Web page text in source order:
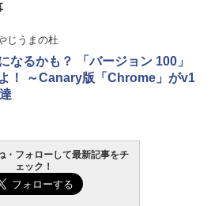
Kindle - 目に優しい、かさばら
、大きな画面で読みやすい、6週間持
ッテリー、6インチディスプレイ電子
リーダー、マッチャ、16GB、広告な
Paperwhite シグニチャーエディ
ン (32GB) 7インチディスプレイ、明
自動調整、色調調節ライト、12週間
じうまの杜
なるかも？ 「バージョン 100」
！ ～Canary版「Chrome」がv1
・フォローして最新記事をチ
ェック！